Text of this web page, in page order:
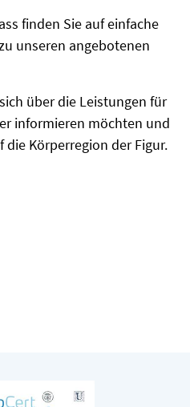
finden Sie auf einfache
unseren angebotenen
über die Leistungen für
informieren möchten und
Körperregion der Figur.